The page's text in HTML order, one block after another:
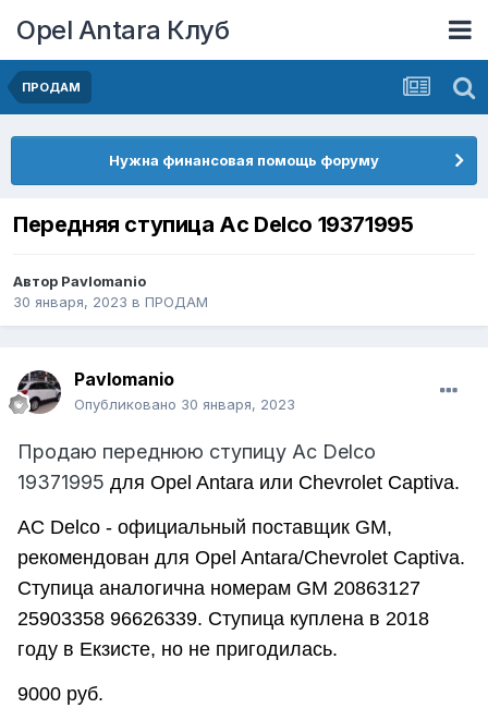
Opel Antara Клуб
ПРОДАМ
Нужна финансовая помощь форуму
Передняя ступица Ac Delco 19371995
Автор Pavlomanio
30 января, 2023 в ПРОДАМ
Pavlomanio
Опубликовано 30 января, 2023
Продаю переднюю ступицу Ac Delco
19371995 для Opel Antara или Chevrolet Captiva.
AC Delco - официальный поставщик GM,
рекомендован для Opel Antara/Chevrolet Captiva.
Ступица аналогична номерам GM 20863127
25903358 96626339. Ступица куплена в 2018
году в Екзисте, но не пригодилась.
9000 руб.